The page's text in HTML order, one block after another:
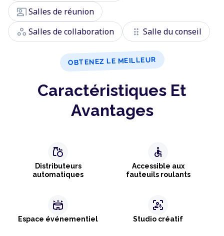
co_presentSalles de réunion
workspaces Salles de collaboration drag_indicator Salle du conseil
OBTENEZ LE MEILLEUR
Caractéristiques Et
Avantages
grocery
Distributeurs
automatiques
accessible
Accessible aux
fauteuils roulants
stadium
Espace événementiel
frame_person_mic
Studio créatif